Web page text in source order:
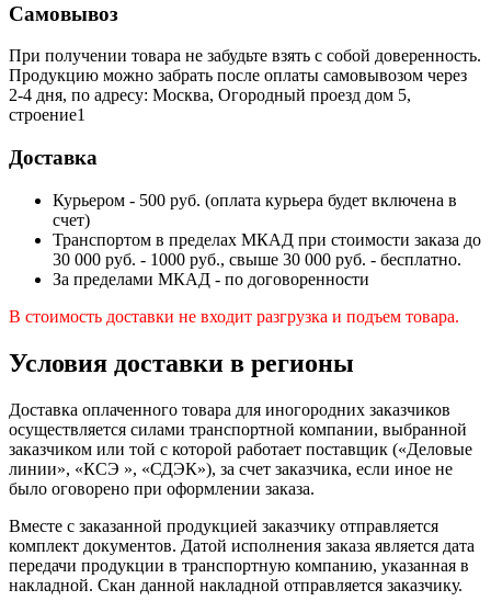
Самовывоз
При получении товара не забудьте взять с собой доверенность.
Продукцию можно забрать после оплаты самовывозом через
2-4 дня, по адресу: Москва, Огородный проезд дом 5,
строение1
Доставка
Курьером - 500 руб. (оплата курьера будет включена в
счет)
Транспортом в пределах МКАД при стоимости заказа до
30 000 руб. - 1000 руб., свыше 30 000 руб. - бесплатно.
За пределами МКАД - по договоренности
В стоимость доставки не входит разгрузка и подъем товара.
Условия доставки в регионы
Доставка оплаченного товара для иногородних заказчиков
осуществляется силами транспортной компании, выбранной
заказчиком или той с которой работает поставщик («Деловые
линии», «КСЭ », «СДЭК»), за счет заказчика, если иное не
было оговорено при оформлении заказа.
Вместе с заказанной продукцией заказчику отправляется
комплект документов. Датой исполнения заказа является дата
передачи продукции в транспортную компанию, указанная в
накладной. Скан данной накладной отправляется заказчику.